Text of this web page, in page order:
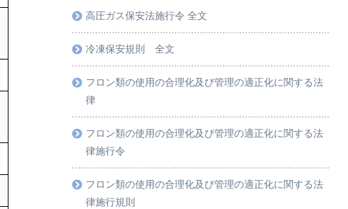
高圧ガス保安法施行令 全文
冷凍保安規則 全文
フロン類の使用の合理化及び管理の適正化に関する法
律
フロン類の使用の合理化及び管理の適正化に関する法
律施行令
フロン類の使用の合理化及び管理の適正化に関する法
律施行規則